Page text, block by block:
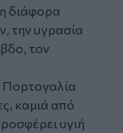
διάφορα
την υγρασία
τον
Πορτογαλία
καμιά από
υγιή